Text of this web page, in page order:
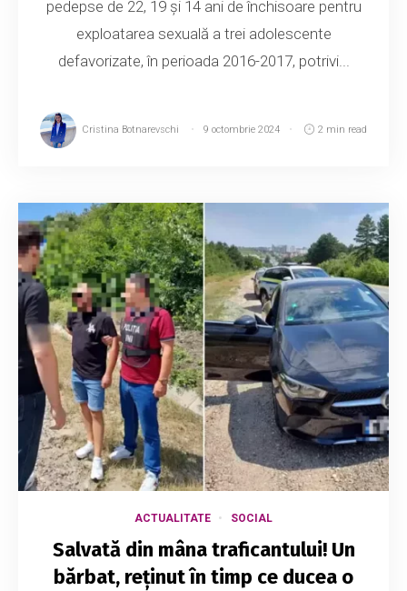
pedepse de 22, 19 și 14 ani de închisoare pentru
exploatarea sexuală a trei adolescente
defavorizate, în perioada 2016-2017, potrivi...
Cristina Botnarevschi 9 octombrie 2024 2 min read
ACTUALITATE SOCIAL
Salvată din mâna traficantului! Un
bărbat, reținut în timp ce ducea o